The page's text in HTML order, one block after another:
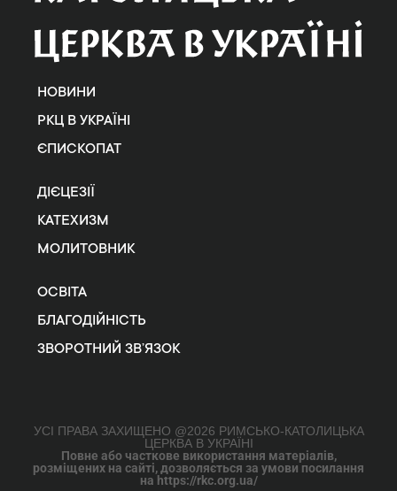
НОВИНИ
РКЦ В УКРАЇНІ
ЄПИСКОПАТ
ДІЄЦЕЗІЇ
КАТЕХИЗМ
МОЛИТОВНИК
ОСВІТА
БЛАГОДІЙНІСТЬ
ЗВОРОТНИЙ ЗВ’ЯЗОК
УСІ ПРАВА ЗАХИЩЕНО @2026 РИМСЬКО-КАТОЛИЦЬКА
ЦЕРКВА В УКРАЇНІ
Повне або часткове використання матеріалів,
розміщених на сайті, дозволяється за умови посилання
на https://rkc.org.ua/